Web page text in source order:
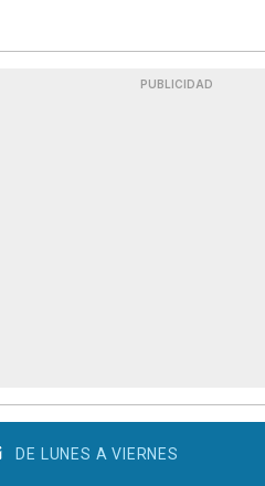
PUBLICIDAD
DE LUNES A VIERNES